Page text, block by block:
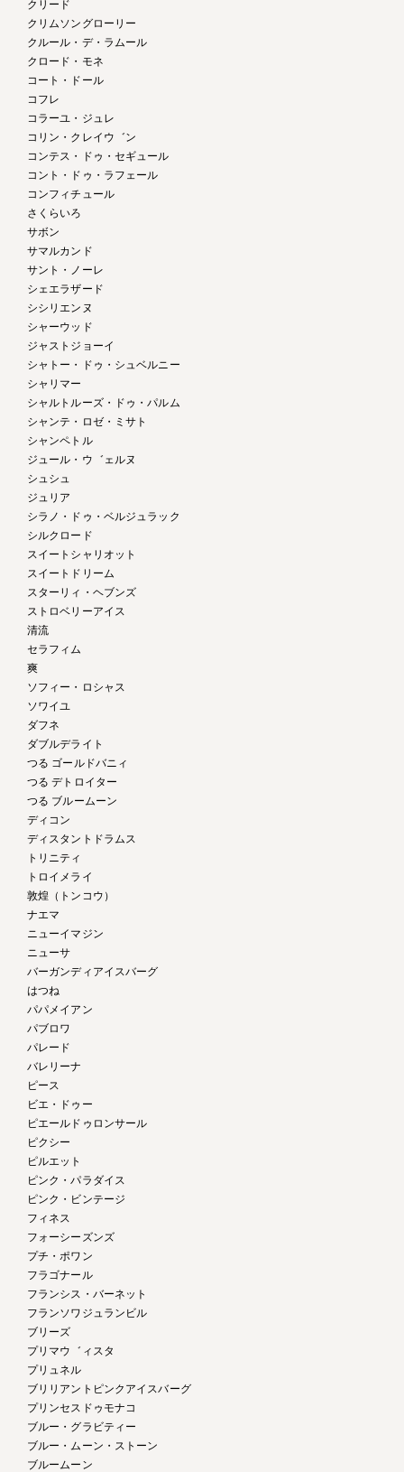
クリード
クリムソングローリー
クルール・デ・ラムール
クロード・モネ
コート・ドール
コフレ
コラーユ・ジュレ
コリン・クレイウ゛ン
コンテス・ドゥ・セギュール
コント・ドゥ・ラフェール
コンフィチュール
さくらいろ
サボン
サマルカンド
サント・ノーレ
シェエラザード
シシリエンヌ
シャーウッド
ジャストジョーイ
シャトー・ドゥ・シュベルニー
シャリマー
シャルトルーズ・ドゥ・パルム
シャンテ・ロゼ・ミサト
シャンペトル
ジュール・ウ゛ェルヌ
シュシュ
ジュリア
シラノ・ドゥ・ベルジュラック
シルクロード
スイートシャリオット
スイートドリーム
スターリィ・ヘブンズ
ストロベリーアイス
清流
セラフィム
爽
ソフィー・ロシャス
ソワイユ
ダフネ
ダブルデライト
つる ゴールドバニィ
つる デトロイター
つる ブルームーン
ディコン
ディスタントドラムス
トリニティ
トロイメライ
敦煌（トンコウ）
ナエマ
ニューイマジン
ニューサ
バーガンディアイスバーグ
はつね
パパメイアン
パブロワ
パレード
バレリーナ
ピース
ビエ・ドゥー
ピエールドゥロンサール
ピクシー
ピルエット
ピンク・パラダイス
ピンク・ビンテージ
フィネス
フォーシーズンズ
プチ・ポワン
フラゴナール
フランシス・バーネット
フランソワジュランビル
ブリーズ
プリマウ゛ィスタ
プリュネル
ブリリアントピンクアイスバーグ
プリンセスドゥモナコ
ブルー・グラビティー
ブルー・ムーン・ストーン
ブルームーン